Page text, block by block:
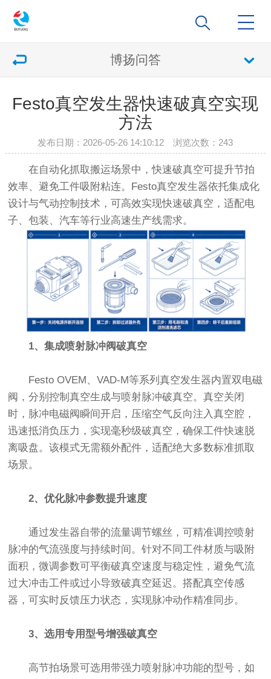
博扬问答
Festo真空发生器快速破真空实现
方法
发布日期：2026-05-26 14:10:12 浏览次数： 243
在自动化抓取搬运场景中，快速破真空可提升节拍
效率、避免工件吸附粘连。Festo真空发生器依托集成化
设计与气动控制技术，可高效实现快速破真空，适配电
子、包装、汽车等行业高速生产线需求。
1、集成喷射脉冲阀破真空
Festo OVEM、VAD-M等系列真空发生器内置双电磁
阀，分别控制真空生成与喷射脉冲破真空。真空关闭
时，脉冲电磁阀瞬间开启，压缩空气反向注入真空腔，
迅速抵消负压力，实现毫秒级破真空，确保工件快速脱
离吸盘。该模式无需额外配件，适配绝大多数标准抓取
场景。
2、优化脉冲参数提升速度
通过发生器自带的流量调节螺丝，可精准调控喷射
脉冲的气流强度与持续时间。针对不同工件材质与吸附
面积，微调参数可平衡破真空速度与稳定性，避免气流
过大冲击工件或过小导致破真空延迟。搭配真空传感
器，可实时反馈压力状态，实现脉冲动作精准同步。
3、选用专用型号增强破真空
高节拍场景可选用带强力喷射脉冲功能的型号，如